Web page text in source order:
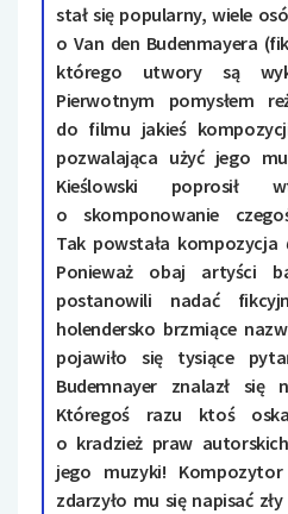
stał się popularny, wiele
o Van den Budenmayera
którego utwory są
Pierwotnym pomysłem
do filmu jakieś
pozwalająca użyć jego
Kieślowski poprosił
o skomponowanie
Tak powstała kompozycja
Ponieważ obaj artyści
postanowili nadać
holendersko brzmiące
pojawiło się tysiące
Budemnayer znalazł się
Któregoś razu ktoś
o kradzież praw
jego muzyki!
zdarzyło mu się napisać